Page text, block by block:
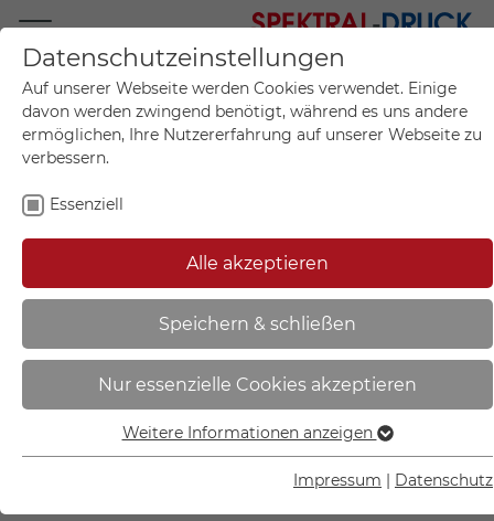
Mo.-Fr. 09:00-17:00
+49 (0)711 55 75 25
Mein Konto
Mein Warenkorb
Sie sind hier: Start
Hinweisschild - Gaststätten,
Pensionen, Hotels |
Ferienwohnung frei / belegt,
doppelseitig - 41.5374
Datenschutzeinstellungen
Auf unserer Webseite werden Cookies verwendet. Einige
davon werden zwingend benötigt, während es uns andere
ermöglichen, Ihre Nutzererfahrung auf unserer Webseite zu
verbessern.
Essenziell
Alle akzeptieren
Speichern & schließen
Nur essenzielle Cookies akzeptieren
Essenziell
Essenzielle Cookies werden für grundlegende Funktionen
Weitere Informationen anzeigen
Impressum Datenschutz